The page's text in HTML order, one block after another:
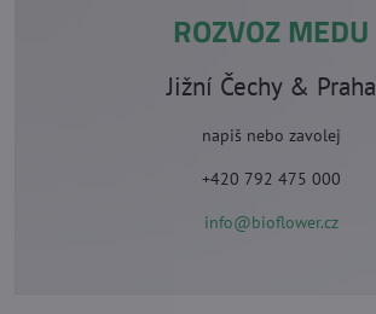
ROZVOZ MEDU
Jižní Čechy & Praha
napiš nebo zavolej
+420 792 475 000
info@bioflower.cz